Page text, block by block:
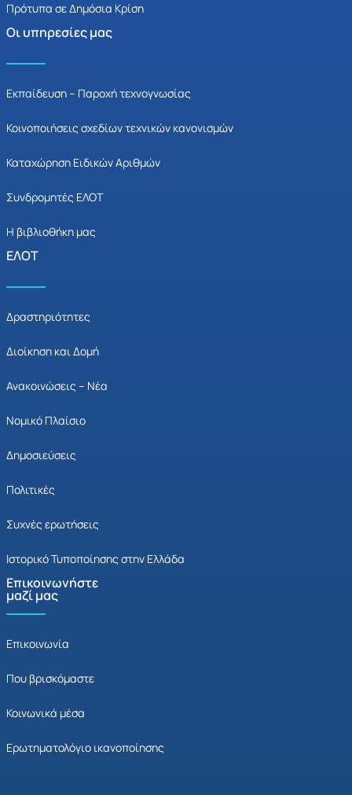
Πρότυπα σε Δημόσια Κρίση
Οι υπηρεσίες μας
Εκπαίδευση – Παροχή τεχνογνωσίας
Κοινοποιήσεις σχεδίων τεχνικών κανονισμών
Καταχώρηση Ειδικών Αριθμών
Συνδρομητές ΕΛΟΤ
Η βιβλιοθήκη μας
ΕΛΟΤ
Δραστηριότητες
Διοίκηση και Δομή
Ανακοινώσεις – Νέα
Νομικό Πλαίσιο
Δημοσιεύσεις
Πολιτικές
Συχνές ερωτήσεις
Ιστορικό Τυποποίησης στην Ελλάδα
Επικοινωνήστε
μαζί μας
Επικοινωνία
Που βρισκόμαστε
Κοινωνικά μέσα
Ερωτηματολόγιο ικανοποίησης